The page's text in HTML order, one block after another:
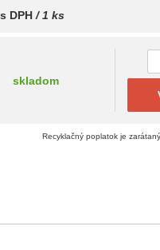
DPH / 1 ks
skladom
Recyklačný poplatok je